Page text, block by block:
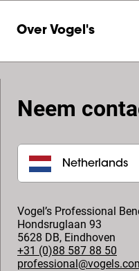
Over Vogel's
Neem
Netherlands
Vogel’s Professional
Hondsruglaan 93
5628 DB, Eindhoven
+31 (0)88 587 88 50